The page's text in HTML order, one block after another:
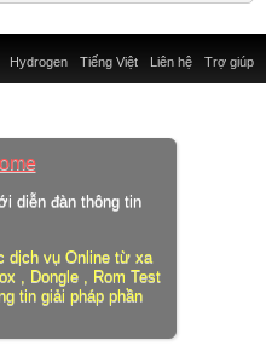
diễn đàn thông tin
dịch vụ Online từ xa
, Dongle , Rom Test
tin giải pháp phần
Liên hệ Trợ giúp
Hydrogen Tiếng Việt